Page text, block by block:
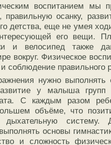
воспитанием мы
правильную осанку,
детства, еще не умея
его вещи.
и велосипед также
вокруг. Физическое
и соблюдение правильного
нужно выполнять
у малыша
С каждым разом
объёме, что
систему.
основы
и сложность